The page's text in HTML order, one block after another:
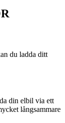
du ladda ditt
din elbil via ett
långsammare